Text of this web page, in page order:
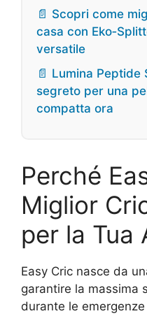
📄 Scopri come
casa con
versatile
📄 Lumina Peptide
segreto per una
compatta ora
Perché
Miglior
per la Tua
Easy Cric nasce da
garantire la massima
durante le